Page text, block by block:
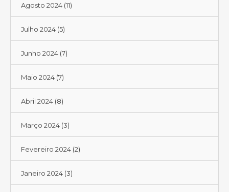
Agosto 2024 (11)
Julho 2024 (5)
Junho 2024 (7)
Maio 2024 (7)
Abril 2024 (8)
Março 2024 (3)
Fevereiro 2024 (2)
Janeiro 2024 (3)